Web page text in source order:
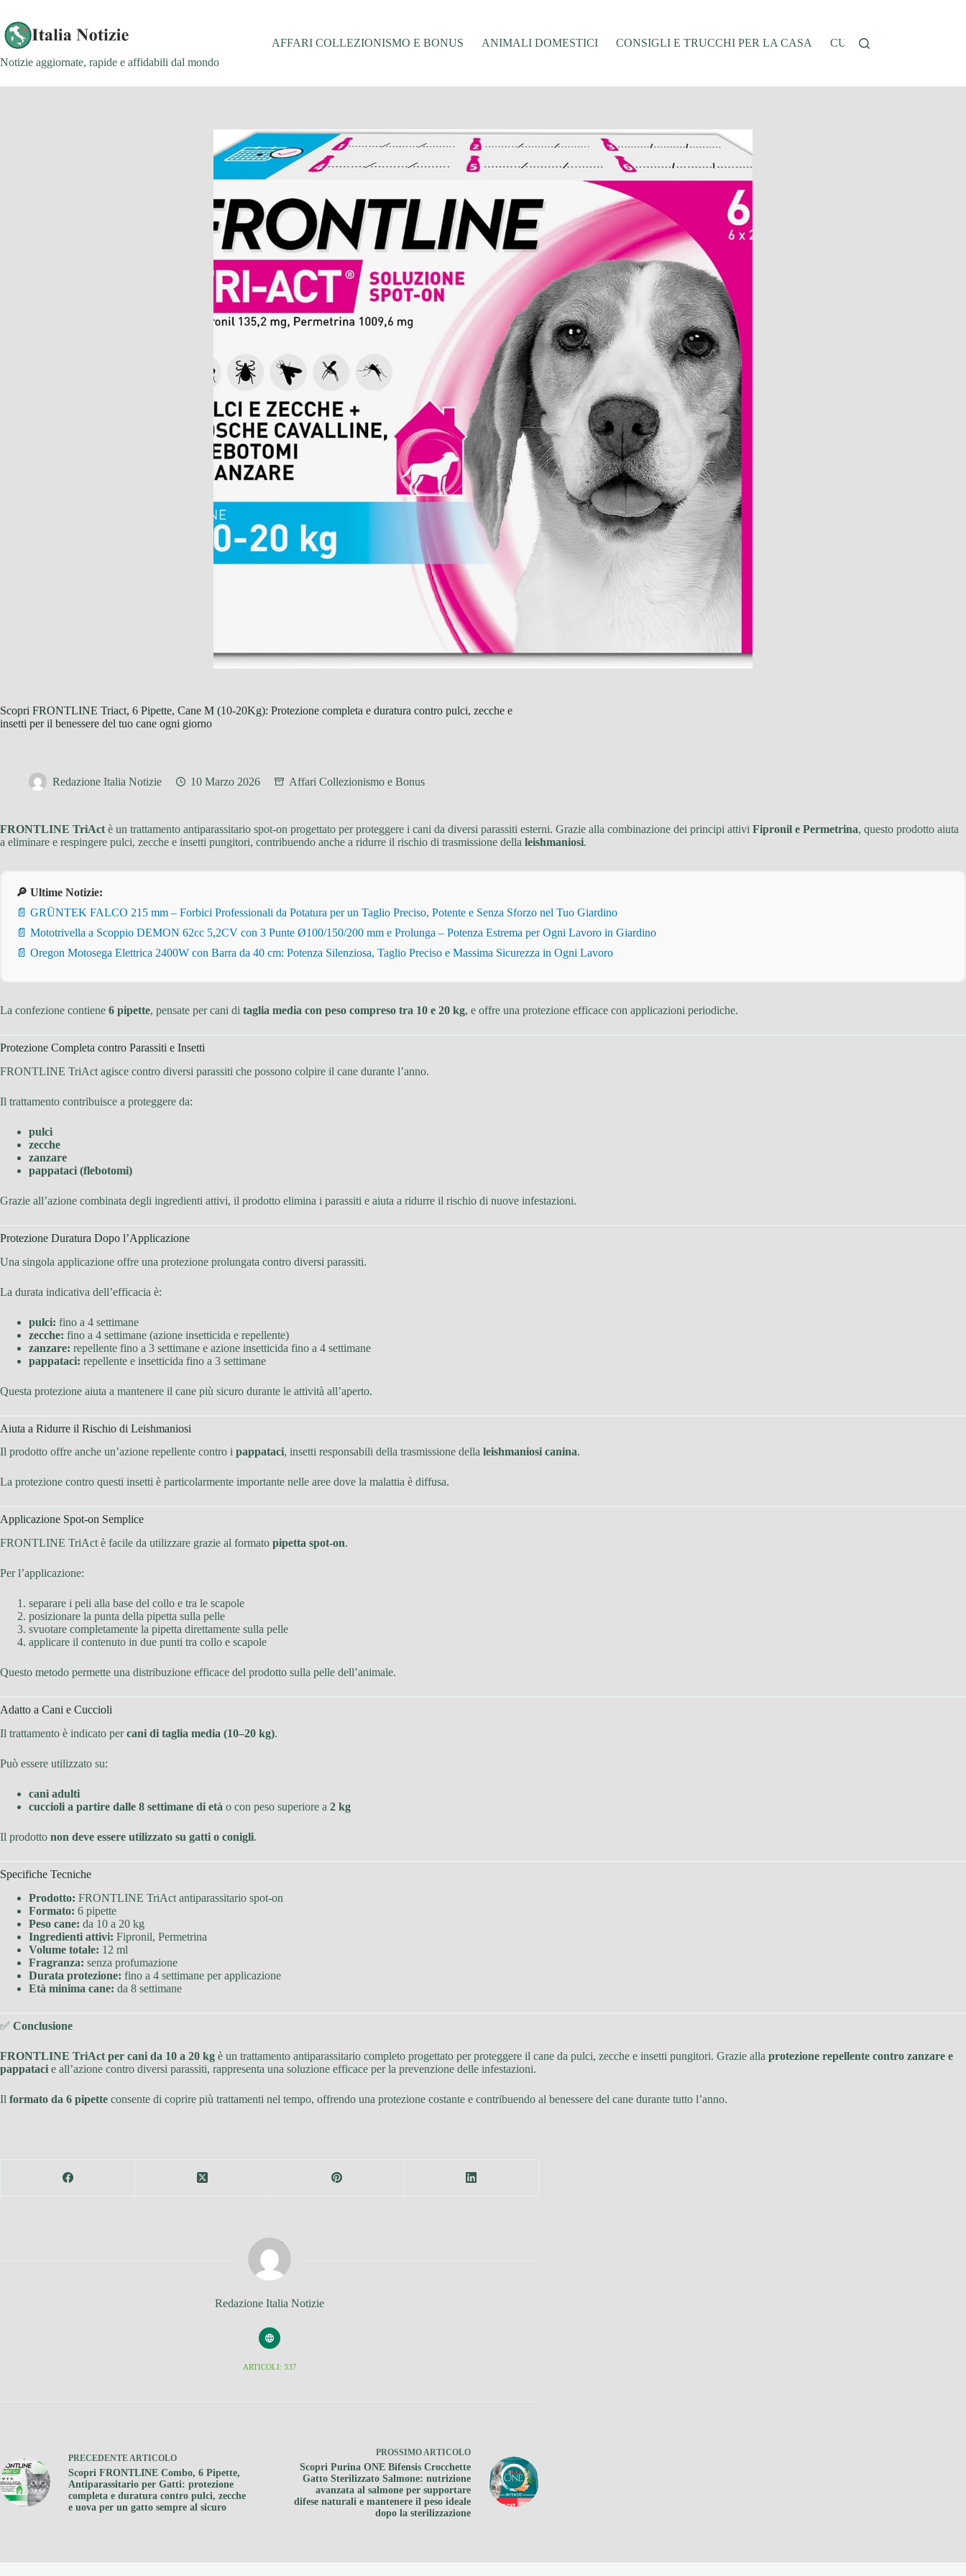
contenuto
Notizie aggiornate, rapide e affidabili dal mondo
AFFARI COLLEZIONISMO E BONUS ANIMALI DOMESTICI CONSIGLI E TRUCCHI PER LA CASA CUCINA E RICETTE
Scopri FRONTLINE Triact, 6 Pipette, Cane M (10-20Kg): Protezione completa e duratura contro pulci, zecche e
insetti per il benessere del tuo cane ogni giorno
Redazione Italia Notizie 10 Marzo 2026 Affari Collezionismo e Bonus
FRONTLINE TriAct è un trattamento antiparassitario spot-on progettato per proteggere i cani da diversi parassiti esterni. Grazie alla combinazione dei principi attivi Fipronil e Permetrina, questo prodotto aiuta
a eliminare e respingere pulci, zecche e insetti pungitori, contribuendo anche a ridurre il rischio di trasmissione della leishmaniosi.
🔎 Ultime Notizie:
📄 GRÜNTEK FALCO 215 mm – Forbici Professionali da Potatura per un Taglio Preciso, Potente e Senza Sforzo nel Tuo Giardino
📄 Mototrivella a Scoppio DEMON 62cc 5,2CV con 3 Punte Ø100/150/200 mm e Prolunga – Potenza Estrema per Ogni Lavoro in Giardino
📄 Oregon Motosega Elettrica 2400W con Barra da 40 cm: Potenza Silenziosa, Taglio Preciso e Massima Sicurezza in Ogni Lavoro
La confezione contiene 6 pipette, pensate per cani di taglia media con peso compreso tra 10 e 20 kg, e offre una protezione efficace con applicazioni periodiche.
Protezione Completa contro Parassiti e Insetti
FRONTLINE TriAct agisce contro diversi parassiti che possono colpire il cane durante l’anno.
Il trattamento contribuisce a proteggere da:
pulci
zecche
zanzare
pappataci (flebotomi)
Grazie all’azione combinata degli ingredienti attivi, il prodotto elimina i parassiti e aiuta a ridurre il rischio di nuove infestazioni.
Protezione Duratura Dopo l’Applicazione
Una singola applicazione offre una protezione prolungata contro diversi parassiti.
La durata indicativa dell’efficacia è:
pulci: fino a 4 settimane
zecche: fino a 4 settimane (azione insetticida e repellente)
zanzare: repellente fino a 3 settimane e azione insetticida fino a 4 settimane
pappataci: repellente e insetticida fino a 3 settimane
Questa protezione aiuta a mantenere il cane più sicuro durante le attività all’aperto.
Aiuta a Ridurre il Rischio di Leishmaniosi
Il prodotto offre anche un’azione repellente contro i pappataci, insetti responsabili della trasmissione della leishmaniosi canina.
La protezione contro questi insetti è particolarmente importante nelle aree dove la malattia è diffusa.
Applicazione Spot-on Semplice
FRONTLINE TriAct è facile da utilizzare grazie al formato pipetta spot-on.
Per l’applicazione:
separare i peli alla base del collo e tra le scapole
posizionare la punta della pipetta sulla pelle
svuotare completamente la pipetta direttamente sulla pelle
applicare il contenuto in due punti tra collo e scapole
Questo metodo permette una distribuzione efficace del prodotto sulla pelle dell’animale.
Adatto a Cani e Cuccioli
Il trattamento è indicato percani di taglia media (10–20 kg).
Può essere utilizzato su:
cani adulti
cuccioli a partire dalle 8 settimane di età o con peso superiore a 2 kg
Il prodotto non deve essere utilizzato su gatti o conigli.
Specifiche Tecniche
Prodotto: FRONTLINE TriAct antiparassitario spot-on
Formato: 6 pipette
Peso cane: da 10 a 20 kg
Ingredienti attivi: Fipronil, Permetrina
Volume totale: 12 ml
Fragranza: senza profumazione
Durata protezione: fino a 4 settimane per applicazione
Età minima cane: da 8 settimane
✅ Conclusione
FRONTLINE TriAct per cani da 10 a 20 kg è un trattamento antiparassitario completo progettato per proteggere il cane da pulci, zecche e insetti pungitori. Grazie alla protezione repellente contro zanzare e
pappataci e all’azione contro diversi parassiti, rappresenta una soluzione efficace per la prevenzione delle infestazioni.
Il formato da 6 pipette consente di coprire più trattamenti nel tempo, offrendo una protezione costante e contribuendo al benessere del cane durante tutto l’anno.
Redazione Italia Notizie
ARTICOLI: 337
PRECEDENTE ARTICOLO
Scopri FRONTLINE Combo, 6 Pipette,
Antiparassitario per Gatti: protezione
completa e duratura contro pulci, zecche
e uova per un gatto sempre al sicuro
PROSSIMO ARTICOLO
Scopri Purina ONE Bifensis Crocchette
Gatto Sterilizzato Salmone: nutrizione
avanzata al salmone per supportare
difese naturali e mantenere il peso ideale
dopo la sterilizzazione